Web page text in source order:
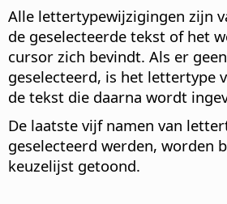
Alle lettertypewijzigingen zijn
de geselecteerde tekst of het
cursor zich bevindt. Als er
geselecteerd, is het lettertype
de tekst die daarna wordt
De laatste vijf namen van
geselecteerd werden, worden
keuzelijst getoond.